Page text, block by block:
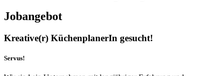
Jobangebot
Kreative(r) KüchenplanerIn gesucht!
Servus!